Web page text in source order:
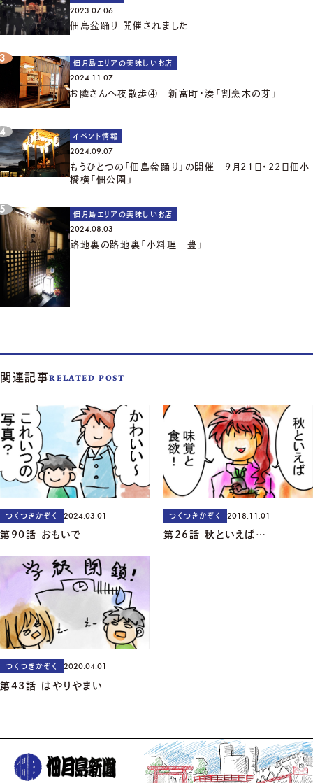
2023.07.06
佃島盆踊り 開催されました
佃月島エリアの美味しいお店
2024.11.07
お隣さんへ夜散歩④ 新富町・湊「割烹木の芽」
イベント情報
2024.09.07
もうひとつの「佃島盆踊り」の開催 9月21日・22日佃小
橋横「佃公園」
佃月島エリアの美味しいお店
2024.08.03
路地裏の路地裏「小料理 豊」
関連記事RELATED POST
つくつきかぞく 2024.03.01
第90話 おもいで
つくつきかぞく 2018.11.01
第26話 秋といえば…
つくつきかぞく 2020.04.01
第43話 はやりやまい